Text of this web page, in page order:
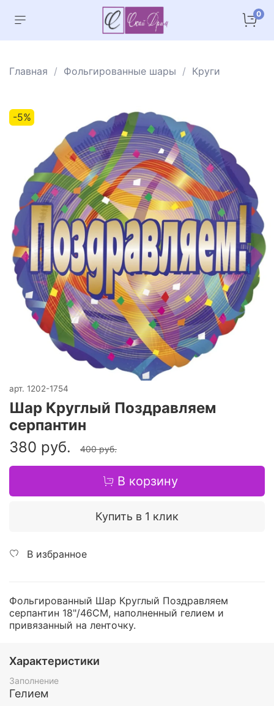
0
Главная Фольгированные шары Круги
-5%
арт. 1202-1754
Шар Круглый Поздравляем
серпантин
380 руб.
400 руб.
В корзину
Купить в 1 клик
В избранное
Фольгированный Шар Круглый Поздравляем
серпантин 18"/46СМ, наполненный гелием и
привязанный на ленточку.
Характеристики
Заполнение
Гелием